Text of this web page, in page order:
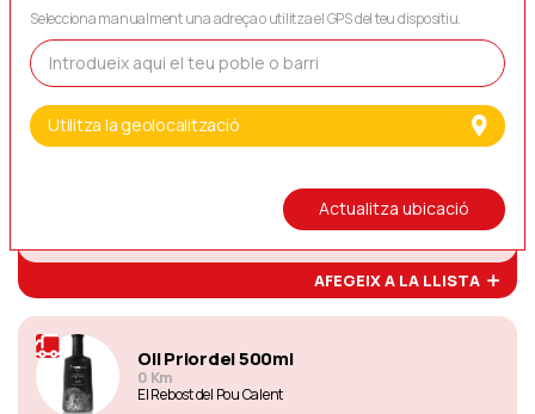
Oli tòfona blanca 250ml
AFEGEIX A LA LLISTA
El Rebost del Pou Calent
AFEGEIX A LA LLISTA
Oli Priordei 500ml
0 Km
El Rebost del Pou Calent
Selecciona manualment una adreça o utilitza el GPS del teu dispositiu.
Utilitza la geolocalització
Actualitza ubicació